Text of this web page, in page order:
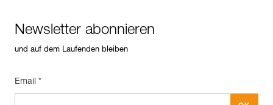
Newsletter abonnieren
und auf dem Laufenden bleiben
Email *